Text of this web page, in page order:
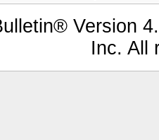
Version
Inc. All